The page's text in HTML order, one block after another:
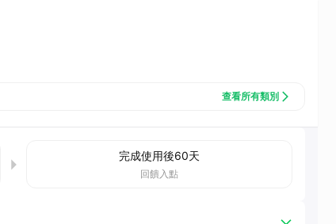
查看所有類別
完成使用後60天
回饋入點